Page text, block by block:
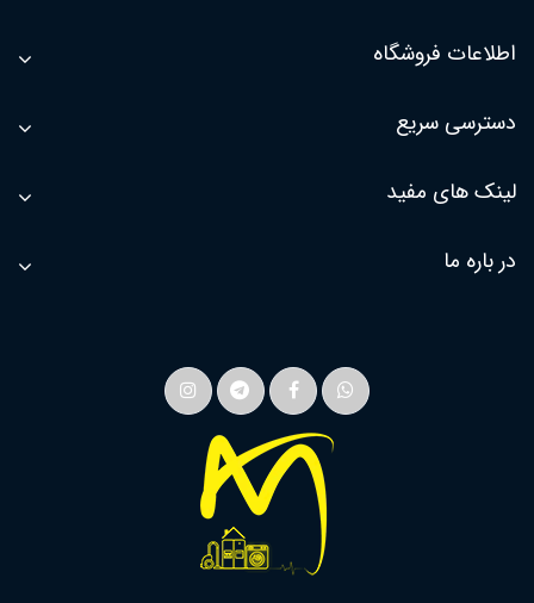
اطلاعات فروشگاه
دسترسی سریع
لینک های مفید
در باره ما